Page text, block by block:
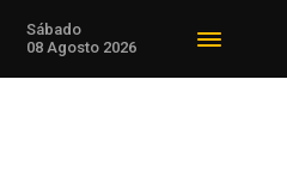
Sábado
08 Agosto 2026